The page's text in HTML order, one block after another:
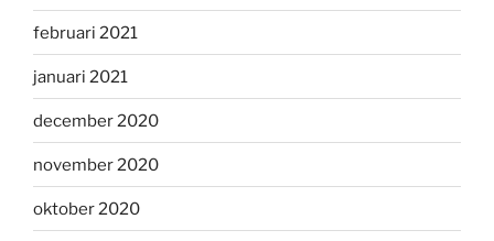
februari 2021
januari 2021
december 2020
november 2020
oktober 2020